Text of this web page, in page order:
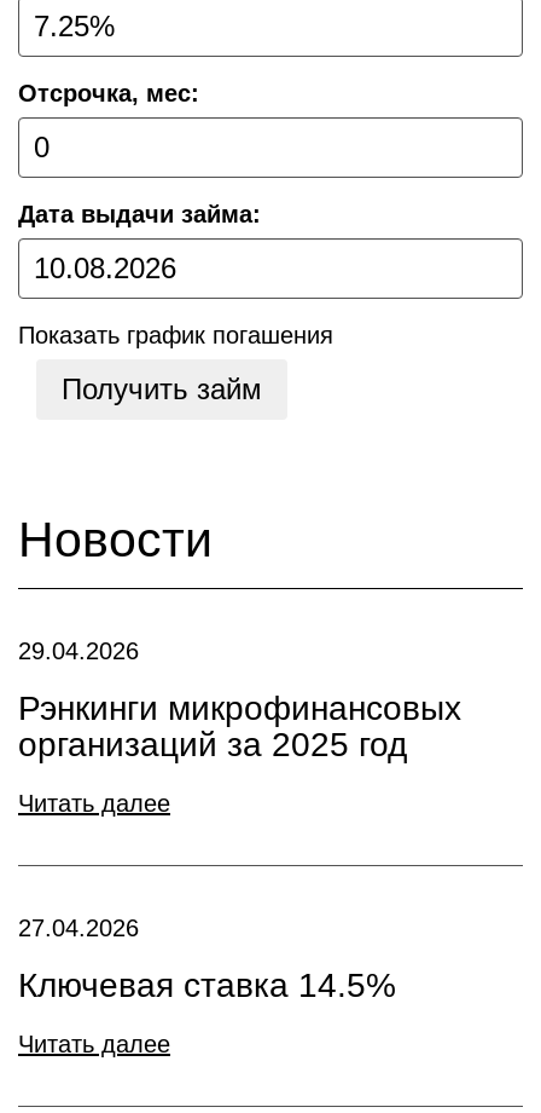
Отсрочка, мес:
Дата выдачи займа:
Показать график погашения
Получить займ
Новости
29.04.2026
Рэнкинги микрофинансовых
организаций за 2025 год
Читать далее
27.04.2026
Ключевая ставка 14.5%
Читать далее